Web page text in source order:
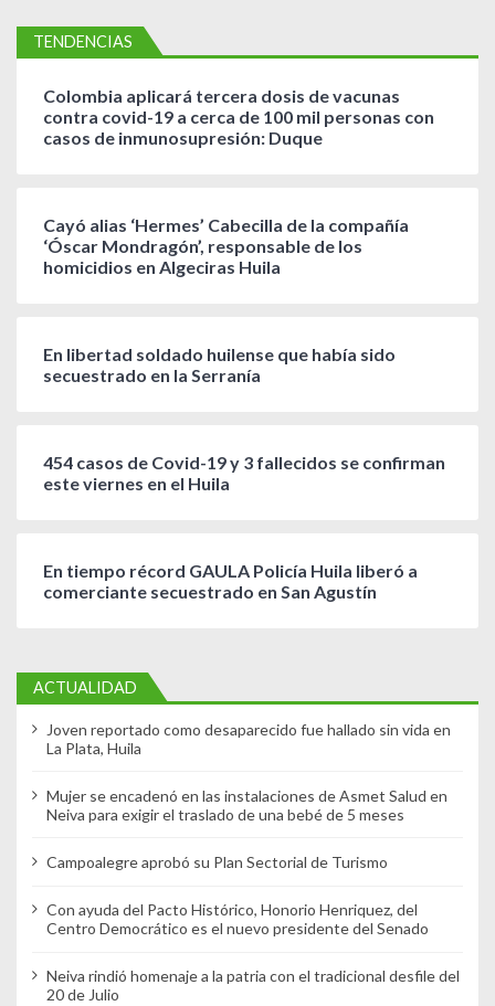
TENDENCIAS
Colombia aplicará tercera dosis de vacunas
contra covid-19 a cerca de 100 mil personas con
casos de inmunosupresión: Duque
Cayó alias ‘Hermes’ Cabecilla de la compañía
‘Óscar Mondragón’, responsable de los
homicidios en Algeciras Huila
En libertad soldado huilense que había sido
secuestrado en la Serranía
454 casos de Covid-19 y 3 fallecidos se confirman
este viernes en el Huila
En tiempo récord GAULA Policía Huila liberó a
comerciante secuestrado en San Agustín
ACTUALIDAD
Joven reportado como desaparecido fue hallado sin vida en
La Plata, Huila
Mujer se encadenó en las instalaciones de Asmet Salud en
Neiva para exigir el traslado de una bebé de 5 meses
Campoalegre aprobó su Plan Sectorial de Turismo
Con ayuda del Pacto Histórico, Honorio Henriquez, del
Centro Democrático es el nuevo presidente del Senado
Neiva rindió homenaje a la patria con el tradicional desfile del
20 de Julio